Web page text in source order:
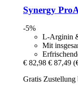
Synergy
-5%
L-Arginin
Mit
€ 82,98 € 87,49
Gratis Zustellung